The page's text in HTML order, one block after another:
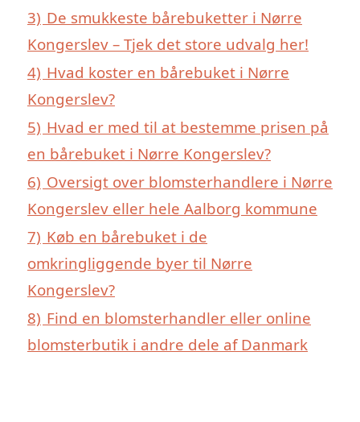
3) De smukkeste bårebuketter i Nørre
Kongerslev – Tjek det store udvalg her!
4) Hvad koster en bårebuket i Nørre
Kongerslev?
5) Hvad er med til at bestemme prisen på
en bårebuket i Nørre Kongerslev?
6) Oversigt over blomsterhandlere i Nørre
Kongerslev eller hele Aalborg kommune
7) Køb en bårebuket i de
omkringliggende byer til Nørre
Kongerslev?
8) Find en blomsterhandler eller online
blomsterbutik i andre dele af Danmark